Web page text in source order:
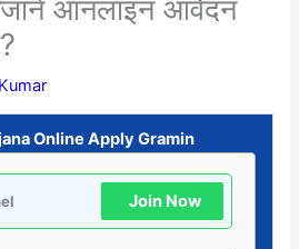
ऑनलाइन आवेदन
Online Apply Gramin
Join Now